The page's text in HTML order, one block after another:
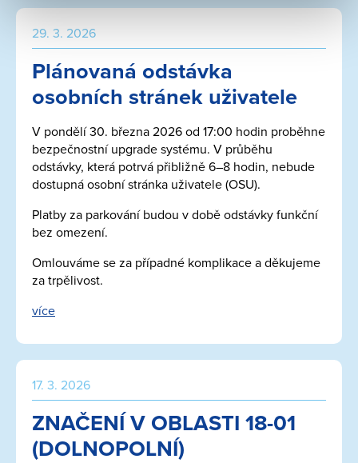
29. 3. 2026
Plánovaná odstávka
osobních stránek uživatele
V pondělí 30. března 2026 od 17:00 hodin proběhne
bezpečnostní upgrade systému. V průběhu
odstávky, která potrvá přibližně 6–8 hodin, nebude
dostupná osobní stránka uživatele (OSU).
Platby za parkování budou v době odstávky funkční
bez omezení.
Omlouváme se za případné komplikace a děkujeme
za trpělivost.
více
17. 3. 2026
ZNAČENÍ V OBLASTI 18-01
(DOLNOPOLNÍ)